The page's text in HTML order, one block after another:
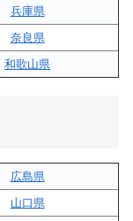
兵庫県
奈良県
和歌山県
広島県
山口県